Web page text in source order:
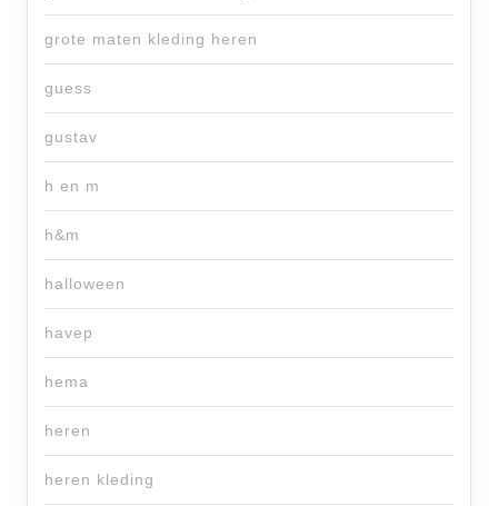
grote maten kleding heren
guess
gustav
h en m
h&m
halloween
havep
hema
heren
heren kleding